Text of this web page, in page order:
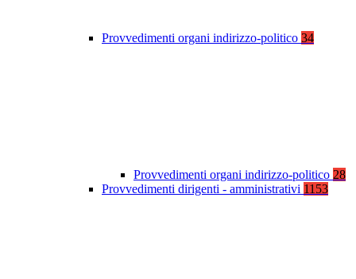
Provvedimenti organi indirizzo-politico 34
Provvedimenti organi indirizzo-politico 28
Provvedimenti dirigenti - amministrativi 1153